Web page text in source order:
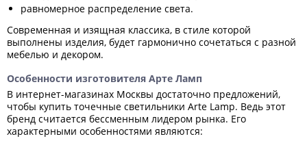
равномерное распределение света.
Современная и изящная классика, в стиле которой
выполнены изделия, будет гармонично сочетаться с разной
мебелью и декором.
Особенности изготовителя Арте Ламп
В интернет-магазинах Москвы достаточно предложений,
чтобы купить точечные светильники Arte Lamp. Ведь этот
бренд считается бессменным лидером рынка. Его
характерными особенностями являются: